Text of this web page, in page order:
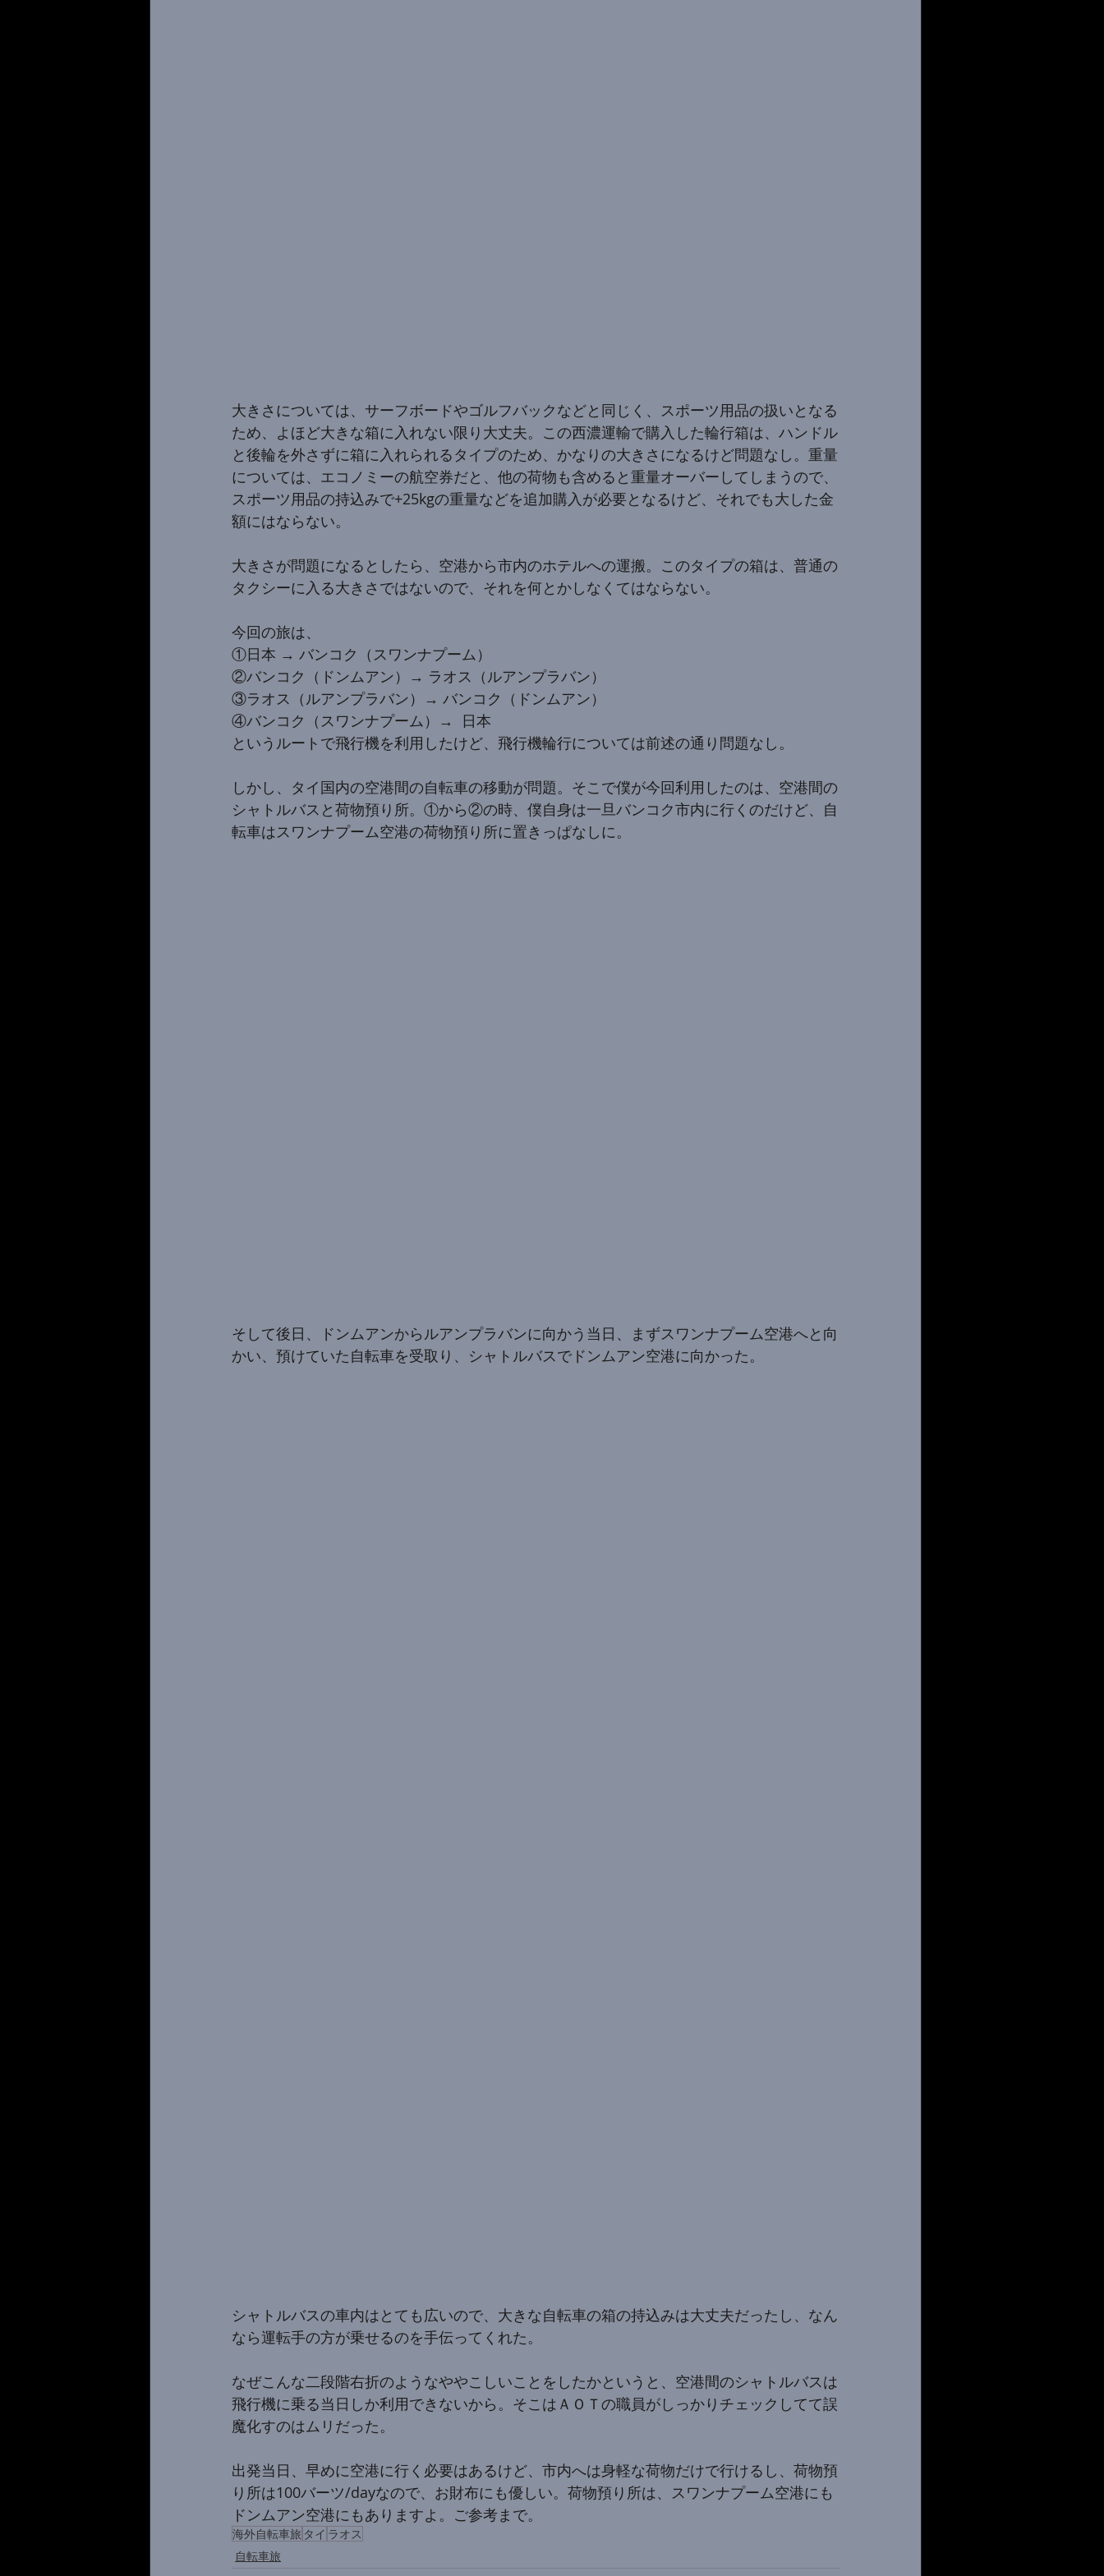
大きさについては、サーフボードやゴルフバックなどと同じく、スポーツ用品の扱いとなる
ため、よほど大きな箱に入れない限り大丈夫。この西濃運輸で購入した輪行箱は、ハンドル
と後輪を外さずに箱に入れられるタイプのため、かなりの大きさになるけど問題なし。重量
については、エコノミーの航空券だと、他の荷物も含めると重量オーバーしてしまうので、
スポーツ用品の持込みで+25kgの重量などを追加購入が必要となるけど、それでも大した金
額にはならない。
大きさが問題になるとしたら、空港から市内のホテルへの運搬。このタイプの箱は、普通の
タクシーに入る大きさではないので、それを何とかしなくてはならない。
今回の旅は、
①日本 → バンコク（スワンナプーム）
②バンコク（ドンムアン）→ ラオス（ルアンプラバン）
③ラオス（ルアンプラバン）→ バンコク（ドンムアン）
④バンコク（スワンナプーム）→  日本
というルートで飛行機を利用したけど、飛行機輪行については前述の通り問題なし。
しかし、タイ国内の空港間の自転車の移動が問題。そこで僕が今回利用したのは、空港間の
シャトルバスと荷物預り所。①から②の時、僕自身は一旦バンコク市内に行くのだけど、自
転車はスワンナプーム空港の荷物預り所に置きっぱなしに。
そして後日、ドンムアンからルアンプラバンに向かう当日、まずスワンナプーム空港へと向
かい、預けていた自転車を受取り、シャトルバスでドンムアン空港に向かった。
シャトルバスの車内はとても広いので、大きな自転車の箱の持込みは大丈夫だったし、なん
なら運転手の方が乗せるのを手伝ってくれた。
なぜこんな二段階右折のようなややこしいことをしたかというと、空港間のシャトルバスは
飛行機に乗る当日しか利用できないから。そこはＡＯＴの職員がしっかりチェックしてて誤
魔化すのはムリだった。
出発当日、早めに空港に行く必要はあるけど、市内へは身軽な荷物だけで行けるし、荷物預
り所は100バーツ/dayなので、お財布にも優しい。荷物預り所は、スワンナプーム空港にも
ドンムアン空港にもありますよ。ご参考まで。
海外自転車旅 タイ ラオス
自転車旅